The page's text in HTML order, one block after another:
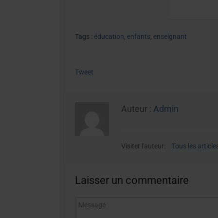
Tags : éducation, enfants, enseignant
Tweet
Auteur : Admin
Visiter l'auteur: Tous les
Laisser un commentaire